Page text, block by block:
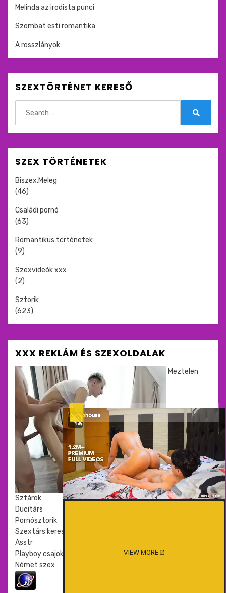
Melinda az irodista punci
Szombat esti romantika
A rosszlányok
SZEXTÖRTÉNET KERESŐ
for:
SZEX TÖRTÉNETEK
Biszex,Meleg
(46)
Családi pornó
(63)
Romantikus történetek
(9)
Szexvideók xxx
(2)
Sztorik
(623)
XXX REKLÁM ÉS SZEXOLDALAK
Meztelen
Sztárok
Ducitárs
Pornósztorik
Szextárs kereső
Asstr
Playboy csajok
Német szex
VIEW MORE